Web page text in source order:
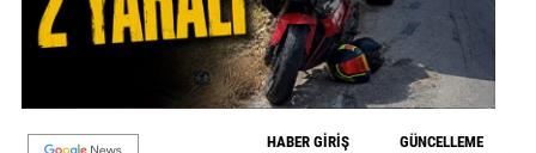
MAGAZİN
HABER GİRİŞ
GÜNCELLEME